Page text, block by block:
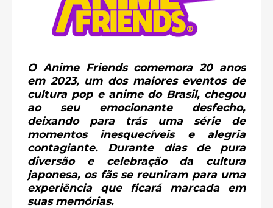
O Anime Friends comemora 20 anos
em 2023, um dos maiores eventos de
cultura pop e anime do Brasil, chegou
ao seu emocionante desfecho,
deixando para trás uma série de
momentos inesquecíveis e alegria
contagiante. Durante dias de pura
diversão e celebração da cultura
japonesa, os fãs se reuniram para uma
experiência que ficará marcada em
suas memórias.